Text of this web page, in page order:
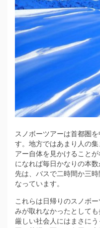
スノボーツアーは首都圏
す。 地方ではあまり人の
アー自体を見かけること
になれば毎日かなりの本
先は、バスで二時間か三
なっています。
これらは日帰りのスノボ
みが取れなかったとして
厳しい社会人にはまさに